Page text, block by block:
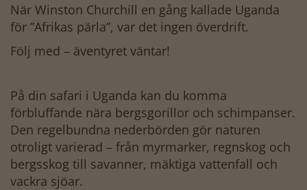
När Winston Churchill en gång kallade Uganda
för ”Afrikas pärla”, var det ingen överdrift.
Följ med – äventyret väntar!
På din safari i Uganda kan du komma
förbluffande nära bergsgorillor och schimpanser.
Den regelbundna nederbörden gör naturen
otroligt varierad – från myrmarker, regnskog och
bergsskog till savanner, mäktiga vattenfall och
vackra sjöar.